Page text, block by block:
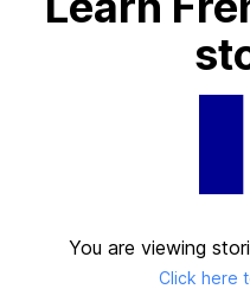
You are viewing
Click here